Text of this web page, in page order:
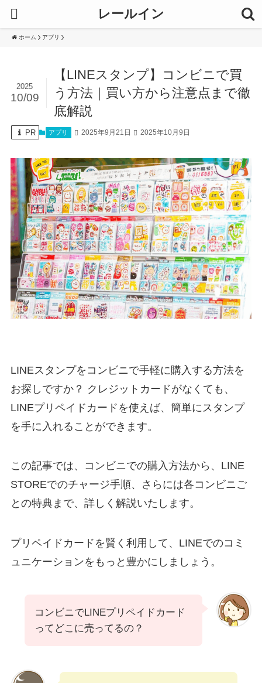
レールイン
ホーム アプリ
【LINEスタンプ】コンビニで買
う方法｜買い方から注意点まで徹
底解説
2025
10/09
PR アプリ 2025年9月21日 2025年10月9日
LINEスタンプをコンビニで手軽に購入する方法を
お探しですか？ クレジットカードがなくても、
LINEプリペイドカードを使えば、簡単にスタンプ
を手に入れることができます。
この記事では、コンビニでの購入方法から、LINE
STOREでのチャージ手順、さらには各コンビニご
との特典まで、詳しく解説いたします。
プリペイドカードを賢く利用して、LINEでのコミ
ュニケーションをもっと豊かにしましょう。
コンビニでLINEプリペイドカード
ってどこに売ってるの？